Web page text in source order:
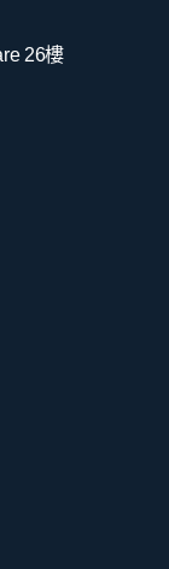
26樓